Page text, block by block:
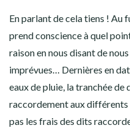
En parlant de cela tiens ! Au
prend conscience à quel
raison en nous disant de
imprévues… Dernières en
eaux de pluie, la tranchée de
raccordement aux différents
pas les frais des dits